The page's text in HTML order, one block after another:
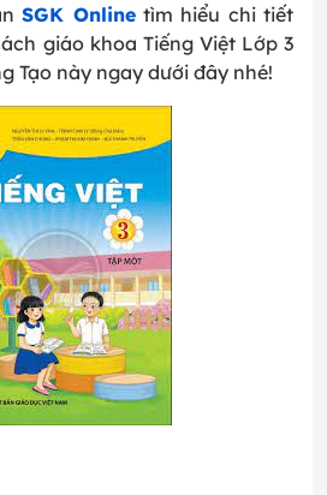
SGK Onlinetìm hiểu chi tiết
giáo khoa Tiếng Việt Lớp 3
Tạo này ngay dưới đây nhé!